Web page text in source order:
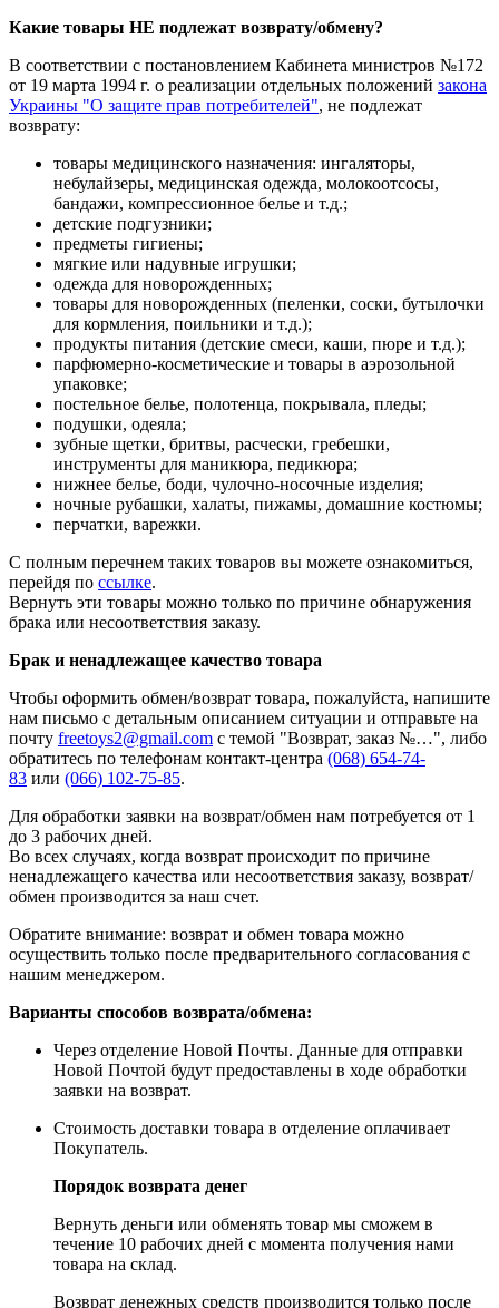
Какие товары НЕ подлежат возврату/обмену?
В соответствии с постановлением Кабинета министров №172
от 19 марта 1994 г. о реализации отдельных положений закона
Украины "О защите прав потребителей", не подлежат
возврату:
товары медицинского назначения: ингаляторы,
небулайзеры, медицинская одежда, молокоотсосы,
бандажи, компрессионное белье и т.д.;
детские подгузники;
предметы гигиены;
мягкие или надувные игрушки;
одежда для новорожденных;
товары для новорожденных (пеленки, соски, бутылочки
для кормления, поильники и т.д.);
продукты питания (детские смеси, каши, пюре и т.д.);
парфюмерно-косметические и товары в аэрозольной
упаковке;
постельное белье, полотенца, покрывала, пледы;
подушки, одеяла;
зубные щетки, бритвы, расчески, гребешки,
инструменты для маникюра, педикюра;
нижнее белье, боди, чулочно-носочные изделия;
ночные рубашки, халаты, пижамы, домашние костюмы;
перчатки, варежки.
С полным перечнем таких товаров вы можете ознакомиться,
перейдя по ссылке.
Вернуть эти товары можно только по причине обнаружения
брака или несоответствия заказу.
Брак и ненадлежащее качество товара
Чтобы оформить обмен/возврат товара, пожалуйста, напишите
нам письмо с детальным описанием ситуации и отправьте на
почту freetoys2@gmail.com c темой "Возврат, заказ №…", либо
обратитесь по телефонам контакт-центра (068) 654-74-
83 или (066) 102-75-85.
Для обработки заявки на возврат/обмен нам потребуется от 1
до 3 рабочих дней.
Во всех случаях, когда возврат происходит по причине
ненадлежащего качества или несоответствия заказу, возврат/
обмен производится за наш счет.
Обратите внимание: возврат и обмен товара можно
осуществить только после предварительного согласования с
нашим менеджером.
Варианты способов возврата/обмена:
Через отделение Новой Почты. Данные для отправки
Новой Почтой будут предоставлены в ходе обработки
заявки на возврат.
Стоимость доставки товара в отделение оплачивает
Покупатель.
Порядок возврата денег
Вернуть деньги или обменять товар мы сможем в
течение 10 рабочих дней с момента получения нами
товара на склад.
Возврат денежных средств производится только после